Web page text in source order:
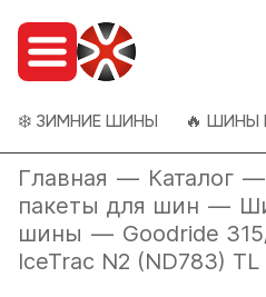
❄️ ЗИМНИЕ ШИНЫ 🔥 ШИНЫ
Главная — Каталог —
пакеты для шин —
шины — Goodride
IceTrac N2 (ND783) TL